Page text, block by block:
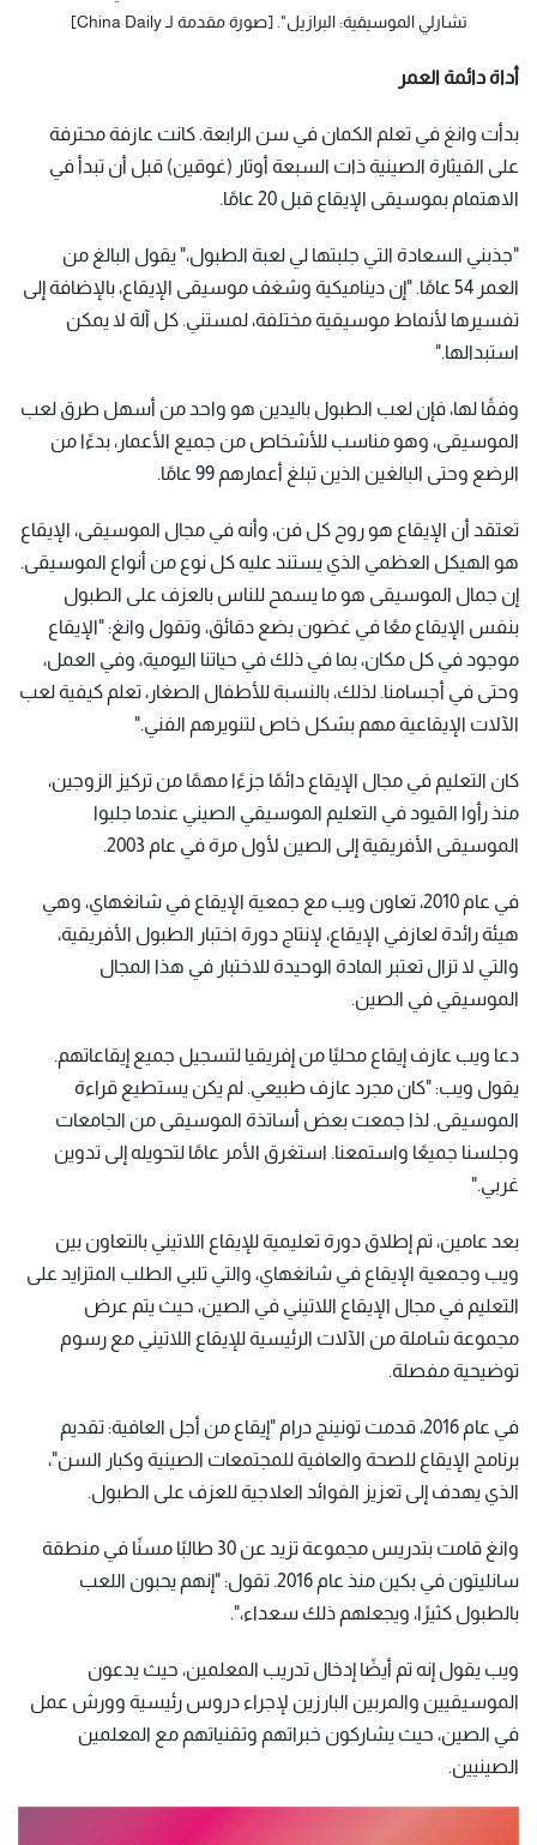
تشارلي الموسيقية: البرازيل". [صورة مقدمة لـ China Daily]
أداة دائمة العمر
بدأت وانغ في تعلم الكمان في سن الرابعة. كانت عازفة محترفة
على القيثارة الصينية ذات السبعة أوتار (غوقين) قبل أن تبدأ في
الاهتمام بموسيقى الإيقاع قبل 20 عامًا.
"جذبني السعادة التي جلبتها لي لعبة الطبول،" يقول البالغ من
العمر 54 عامًا. "إن ديناميكية وشغف موسيقى الإيقاع، بالإضافة إلى
تفسيرها لأنماط موسيقية مختلفة، لمستني. كل آلة لا يمكن
استبدالها."
وفقًا لها، فإن لعب الطبول باليدين هو واحد من أسهل طرق لعب
الموسيقى، وهو مناسب للأشخاص من جميع الأعمار، بدءًا من
الرضع وحتى البالغين الذين تبلغ أعمارهم 99 عامًا.
تعتقد أن الإيقاع هو روح كل فن، وأنه في مجال الموسيقى، الإيقاع
هو الهيكل العظمي الذي يستند عليه كل نوع من أنواع الموسيقى.
إن جمال الموسيقى هو ما يسمح للناس بالعزف على الطبول
بنفس الإيقاع معًا في غضون بضع دقائق، وتقول وانغ: "الإيقاع
موجود في كل مكان، بما في ذلك في حياتنا اليومية، وفي العمل،
وحتى في أجسامنا. لذلك، بالنسبة للأطفال الصغار، تعلم كيفية لعب
الآلات الإيقاعية مهم بشكل خاص لتنويرهم الفني."
كان التعليم في مجال الإيقاع دائمًا جزءًا مهمًا من تركيز الزوجين،
منذ رأوا القيود في التعليم الموسيقي الصيني عندما جلبوا
الموسيقى الأفريقية إلى الصين لأول مرة في عام 2003.
في عام 2010، تعاون ويب مع جمعية الإيقاع في شانغهاي، وهي
هيئة رائدة لعازفي الإيقاع، لإنتاج دورة اختبار الطبول الأفريقية،
والتي لا تزال تعتبر المادة الوحيدة للاختبار في هذا المجال
الموسيقي في الصين.
دعا ويب عازف إيقاع محليًا من إفريقيا لتسجيل جميع إيقاعاتهم.
يقول ويب: "كان مجرد عازف طبيعي. لم يكن يستطيع قراءة
الموسيقى. لذا جمعت بعض أساتذة الموسيقى من الجامعات
وجلسنا جميعًا واستمعنا. استغرق الأمر عامًا لتحويله إلى تدوين
غربي."
بعد عامين، تم إطلاق دورة تعليمية للإيقاع اللاتيني بالتعاون بين
ويب وجمعية الإيقاع في شانغهاي، والتي تلبي الطلب المتزايد على
التعليم في مجال الإيقاع اللاتيني في الصين، حيث يتم عرض
مجموعة شاملة من الآلات الرئيسية للإيقاع اللاتيني مع رسوم
توضيحية مفصلة.
في عام 2016، قدمت تونينج درام "إيقاع من أجل العافية: تقديم
برنامج الإيقاع للصحة والعافية للمجتمعات الصينية وكبار السن"،
الذي يهدف إلى تعزيز الفوائد العلاجية للعزف على الطبول.
وانغ قامت بتدريس مجموعة تزيد عن 30 طالبًا مسنًا في منطقة
سانليتون في بكين منذ عام 2016. تقول: "إنهم يحبون اللعب
بالطبول كثيرًا، ويجعلهم ذلك سعداء،".
ويب يقول إنه تم أيضًا إدخال تدريب المعلمين، حيث يدعون
الموسيقيين والمربين البارزين لإجراء دروس رئيسية وورش عمل
في الصين، حيث يشاركون خبراتهم وتقنياتهم مع المعلمين
الصينيين.